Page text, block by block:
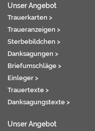
Unser Angebot
Trauerkarten >
Traueranzeigen >
Sterbebildchen >
Danksagungen >
Briefumschläge >
Einleger >
Trauertexte >
Danksagungstexte >
Unser Angebot